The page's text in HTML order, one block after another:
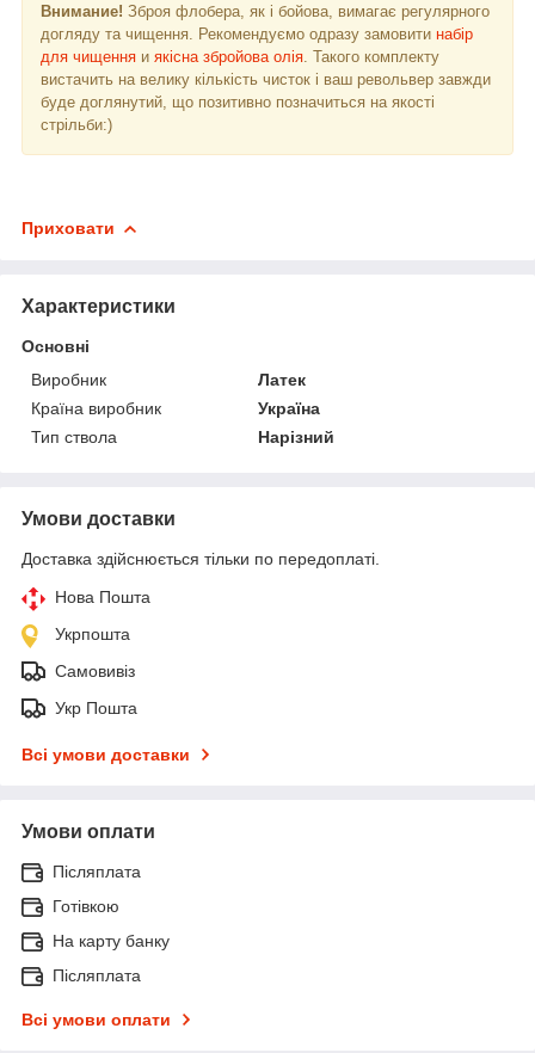
Внимание! Зброя флобера, як і бойова, вимагає регулярного
догляду та чищення. Рекомендуємо одразу замовити набір
для чищення и якісна збройова олія . Такого комплекту
вистачить на велику кількість чисток і ваш револьвер завжди
буде доглянутий, що позитивно позначиться на якості
стрільби:)
Приховати
Характеристики
Основні
Виробник
Латек
Країна виробник
Україна
Тип ствола
Нарізний
Умови доставки
Доставка здійснюється тільки по передоплаті.
Нова Пошта
Укрпошта
Самовивіз
Укр Пошта
Всі умови доставки
Умови оплати
Післяплата
Готівкою
На карту банку
Післяплата
Всі умови оплати